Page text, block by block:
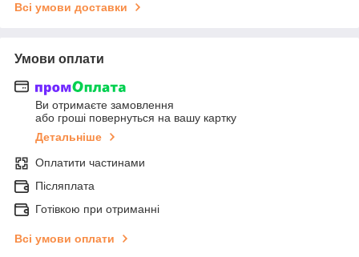
Всі умови доставки
Умови оплати
Ви отримаєте замовлення
або гроші повернуться на вашу картку
Детальніше
Оплатити частинами
Післяплата
Готівкою при отриманні
Всі умови оплати